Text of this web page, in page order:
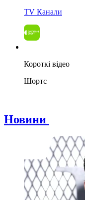
TV Канали
Короткі відео
Шортс
Новини